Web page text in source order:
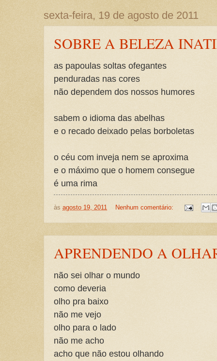
sexta-feira, 19 de agosto de 2011
SOBRE A BELEZA
as papoulas soltas ofegantes
penduradas nas cores
não dependem dos nossos humores
sabem o idioma das abelhas
e o recado deixado pelas borboletas
o céu com inveja nem se aproxima
e o máximo que o homem consegue
é uma rima
às agosto 19, 2011 Nenhum comentário:
APRENDENDO A
não sei olhar o mundo
como deveria
olho pra baixo
não me vejo
olho para o lado
não me acho
acho que não estou olhando